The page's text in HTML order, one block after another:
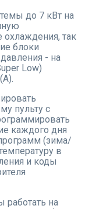
до 7 кВт на
так
блоки
- на
Low)
пульту с
каждого дня
(зима/
в
и коды
работать на